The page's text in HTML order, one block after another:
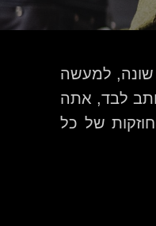
שונה, למעשה
לבד, אתה
של כל